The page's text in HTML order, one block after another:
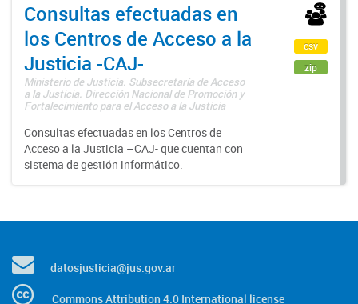
Consultas efectuadas en
los Centros de Acceso a la
Justicia -CAJ-
Ministerio de Justicia. Subsecretaría de Acceso
a la Justicia. Dirección Nacional de Promoción y
Fortalecimiento para el Acceso a la Justicia
Consultas efectuadas en los Centros de
Acceso a la Justicia –CAJ- que cuentan con
sistema de gestión informático.
csv
zip
datosjusticia@jus.gov.ar
Commons Attribution 4.0 International license